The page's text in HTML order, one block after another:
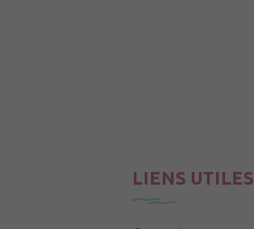
LIENS UTILES